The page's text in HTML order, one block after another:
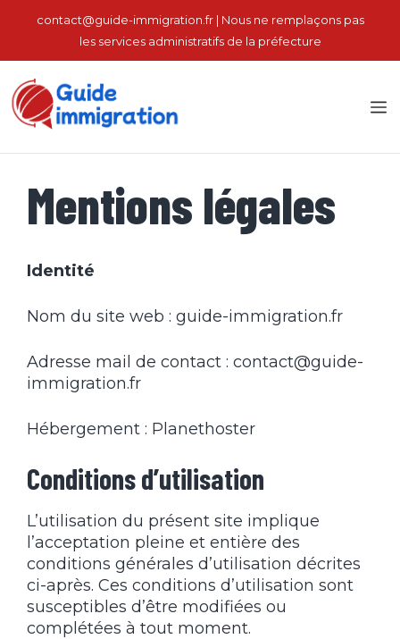
contact@guide-immigration.fr | Nous ne remplaçons pas
les services administratifs de la préfecture
Mentions légales
Identité
Nom du site web : guide-immigration.fr
Adresse mail de contact : contact@guide-
immigration.fr
Hébergement : Planethoster
Conditions d’utilisation
L’utilisation du présent site implique
l’acceptation pleine et entière des
conditions générales d’utilisation décrites
ci-après. Ces conditions d’utilisation sont
susceptibles d’être modifiées ou
complétées à tout moment.